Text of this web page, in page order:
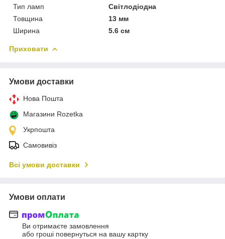
Тип ламп
Світлодіодна
Товщина
13 мм
Ширина
5.6 см
Приховати
Умови доставки
Нова Пошта
Магазини Rozetka
Укрпошта
Самовивіз
Всі умови доставки
Умови оплати
Ви отримаєте замовлення
або гроші повернуться на вашу картку